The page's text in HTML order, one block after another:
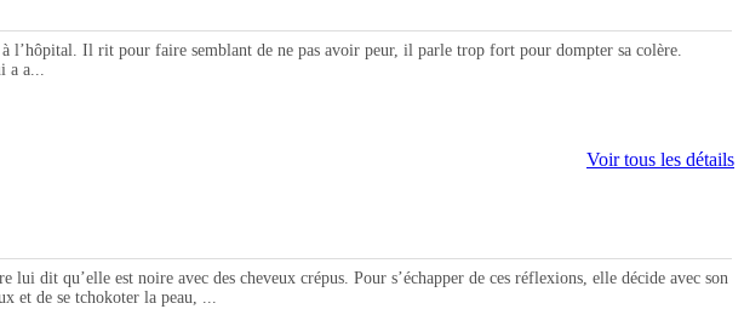
l’hôpital. Il rit pour faire semblant de ne pas avoir peur, il parle trop fort pour dompter sa colère.
a a...
Voir tous les détails
dit qu’elle est noire avec des cheveux crépus. Pour s’échapper de ces réflexions, elle décide avec son
et de se tchokoter la peau, ...